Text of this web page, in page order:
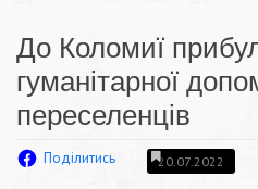
До Коломиї
гуманітарної
переселенців
Поділитись 20.07.2022